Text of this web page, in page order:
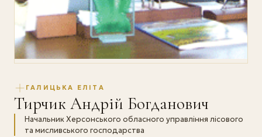
ГАЛИЦЬКА ЕЛІТА
Тирчик Андрій Богданович
Начальник Херсонського обласного управління лісового
та мисливського господарства